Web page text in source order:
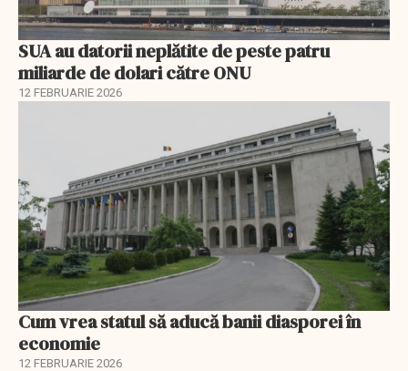
SUA au datorii neplătite de peste patru
miliarde de dolari către ONU
12 FEBRUARIE 2026
Cum vrea statul să aducă banii diasporei în
economie
12 FEBRUARIE 2026